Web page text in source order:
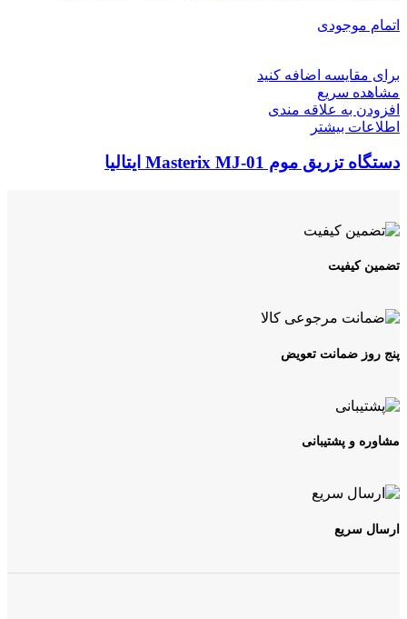
اتمام موجودی
برای مقایسه اضافه کنید
مشاهده سریع
افزودن به علاقه مندی
اطلاعات بیشتر
دستگاه تزریق موم Masterix MJ-01 ایتالیا
تضمین کیفیت
پنج روز ضمانت تعویض
مشاوره و پشتیبانی
ارسال سریع